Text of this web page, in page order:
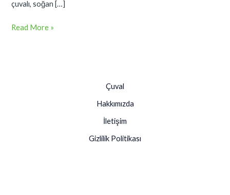
çuvalı, soğan […]
Read More »
Çuval
Hakkımızda
İletişim
Gizlilik Politikası